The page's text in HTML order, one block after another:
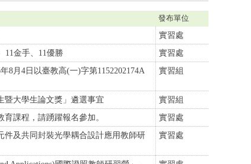
發布單位
實習處
11金手、11優勝
實習處
8月4日以臺教高(一)字第1152202174A
實習組
暨大學生論文獎」遴選事宜
實習組
課程，請踴躍報名參加。
實習處
件及共同封裝光學耦合設計應用教師研
實習處